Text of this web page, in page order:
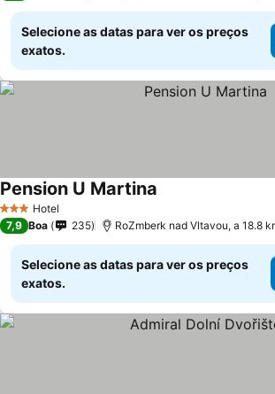
Selecione as datas para ver os preços
exatos.
3 EstrelasHotel
Pension U Martina
7,9 Boa 235 RoZmberk nad Vltavou, a 18.8
Selecione as datas para ver os preços
exatos.